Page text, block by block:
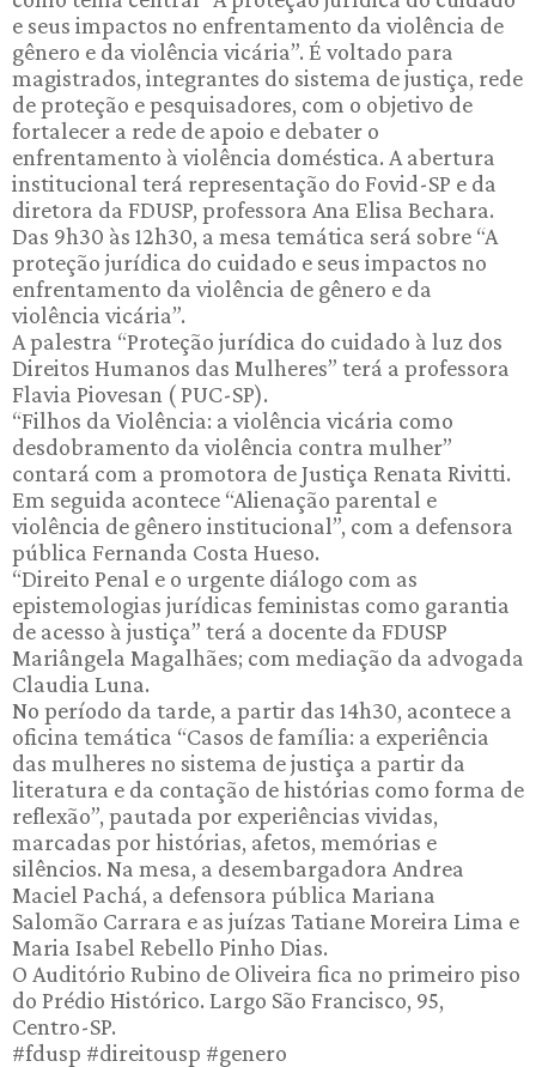
e seus impactos no enfrentamento da violência de
gênero e da violência vicária”. É voltado para
magistrados, integrantes do sistema de justiça, rede
de proteção e pesquisadores, com o objetivo de
fortalecer a rede de apoio e debater o
enfrentamento à violência doméstica. A abertura
institucional terá representação do Fovid-SP e da
diretora da FDUSP, professora Ana Elisa Bechara.
Das 9h30 às 12h30, a mesa temática será sobre “A
proteção jurídica do cuidado e seus impactos no
enfrentamento da violência de gênero e da
violência vicária”.
A palestra “Proteção jurídica do cuidado à luz dos
Direitos Humanos das Mulheres” terá a professora
Flavia Piovesan ( PUC-SP).
“Filhos da Violência: a violência vicária como
desdobramento da violência contra mulher”
contará com a promotora de Justiça Renata Rivitti.
Em seguida acontece “Alienação parental e
violência de gênero institucional”, com a defensora
pública Fernanda Costa Hueso.
“Direito Penal e o urgente diálogo com as
epistemologias jurídicas feministas como garantia
de acesso à justiça” terá a docente da FDUSP
Mariângela Magalhães; com mediação da advogada
Claudia Luna.
No período da tarde, a partir das 14h30, acontece a
oficina temática “Casos de família: a experiência
das mulheres no sistema de justiça a partir da
literatura e da contação de histórias como forma de
reflexão”, pautada por experiências vividas,
marcadas por histórias, afetos, memórias e
silêncios. Na mesa, a desembargadora Andrea
Maciel Pachá, a defensora pública Mariana
Salomão Carrara e as juízas Tatiane Moreira Lima e
Maria Isabel Rebello Pinho Dias.
O Auditório Rubino de Oliveira fica no primeiro piso
do Prédio Histórico. Largo São Francisco, 95,
Centro-SP.
#fdusp #direitousp #genero